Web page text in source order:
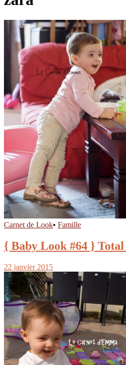
Carnet de Look• Famille
{ Baby Look #64 }
22 janvier 2015